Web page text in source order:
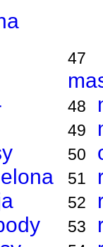
47
48
49
50
51
52
53